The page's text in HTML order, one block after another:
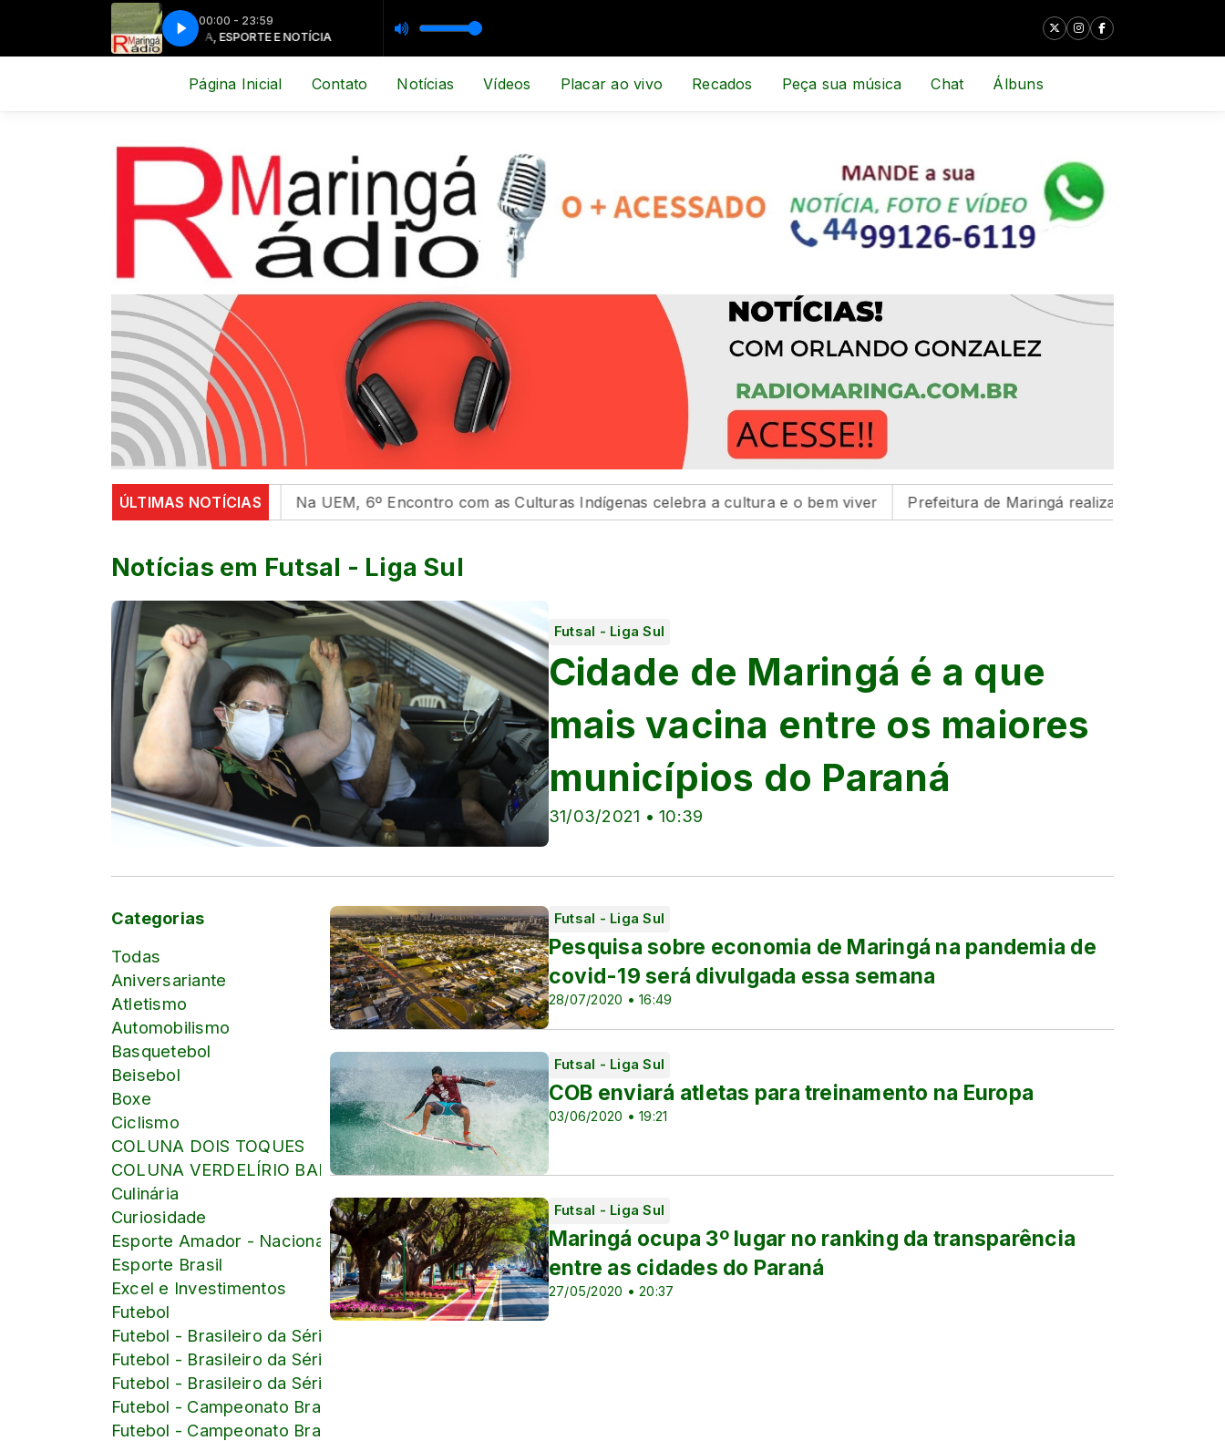
00:00 - 23:59
MÚSICA, ESPORTE E NOTÍCIA MÚSICA, ESPORTE E NOTÍCIA
Página Inicial Contato Notícias Vídeos Placar ao vivo Recados Peça sua música Chat Álbuns
ÚLTIMAS NOTÍCIAS
em universidades Na UEM, 6º Encontro com as Culturas Indígenas celebra a cultura e o bem viver Prefeitura de Maringá realiza três feiras de adoção de
Notícias em Futsal - Liga Sul
Futsal - Liga Sul
31/03/2021 • 10:39
Cidade de Maringá é a que
mais vacina entre os maiores
municípios do Paraná
Categorias
Todas
Aniversariante
Atletismo
Automobilismo
Basquetebol
Beisebol
Boxe
Ciclismo
COLUNA DOIS TOQUES
COLUNA VERDELÍRIO BARBOSA
Culinária
Curiosidade
Esporte Amador - Nacional
Esporte Brasil
Excel e Investimentos
Futebol
Futebol - Brasileiro da Série B
Futebol - Brasileiro da Série C
Futebol - Brasileiro da Série D
Futebol - Campeonato Brasileiro
Futebol - Campeonato Brasileiro Feminino e Copa do Brasil
Futsal - Liga Sul
28/07/2020 • 16:49
Pesquisa sobre economia de Maringá na pandemia de
covid-19 será divulgada essa semana
Futsal - Liga Sul
03/06/2020 • 19:21
COB enviará atletas para treinamento na Europa
Futsal - Liga Sul
27/05/2020 • 20:37
Maringá ocupa 3º lugar no ranking da transparência
entre as cidades do Paraná